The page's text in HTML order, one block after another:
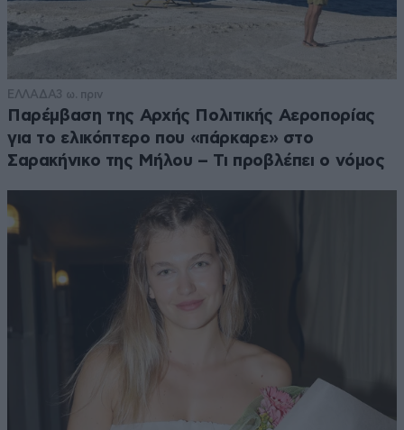
ΕΛΛΑΔΑ3 ω. πριν
Παρέμβαση της Αρχής Πολιτικής Αεροπορίας
για το ελικόπτερο που «πάρκαρε» στο
Σαρακήνικο της Μήλου – Τι προβλέπει ο νόμος